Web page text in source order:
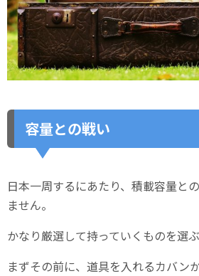
容量との戦い
日本一周するにあたり、積載容量と
ません。
かなり厳選して持っていくものを選
まずその前に、道具を入れるカバン